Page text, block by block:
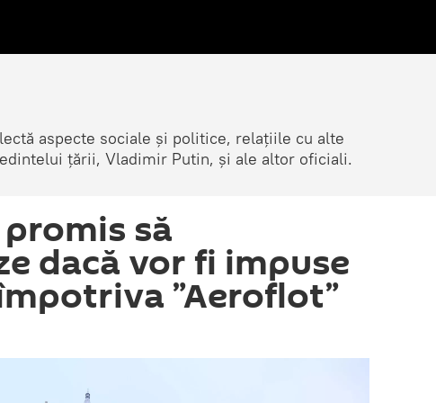
aspecte sociale și politice, relațiile cu alte
țării, Vladimir Putin, și ale altor oficiali.
promis să
dacă vor fi impuse
”Aeroflot”